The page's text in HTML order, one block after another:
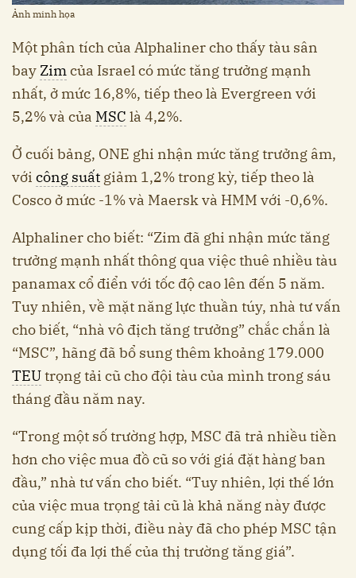
Ảnh minh họa
Một phân tích của Alphaliner cho thấy tàu sân
bay Zimcủa Israel có mức tăng trưởng mạnh
nhất, ở mức 16,8%, tiếp theo là Evergreen với
5,2% và của MSC là 4,2%.
Ở cuối bảng, ONE ghi nhận mức tăng trưởng âm,
với công suất giảm 1,2% trong kỳ, tiếp theo là
Cosco ở mức -1% và Maersk và HMM với -0,6%.
Alphaliner cho biết: “Zim đã ghi nhận mức tăng
trưởng mạnh nhất thông qua việc thuê nhiều tàu
panamax cổ điển với tốc độ cao lên đến 5 năm.
Tuy nhiên, về mặt năng lực thuần túy, nhà tư vấn
cho biết, “nhà vô địch tăng trưởng” chắc chắn là
“MSC”, hãng đã bổ sung thêm khoảng 179.000
TEUtrọng tải cũ cho đội tàu của mình trong sáu
tháng đầu năm nay.
“Trong một số trường hợp, MSC đã trả nhiều tiền
hơn cho việc mua đồ cũ so với giá đặt hàng ban
đầu,” nhà tư vấn cho biết. “Tuy nhiên, lợi thế lớn
của việc mua trọng tải cũ là khả năng này được
cung cấp kịp thời, điều này đã cho phép MSC tận
dụng tối đa lợi thế của thị trường tăng giá”.